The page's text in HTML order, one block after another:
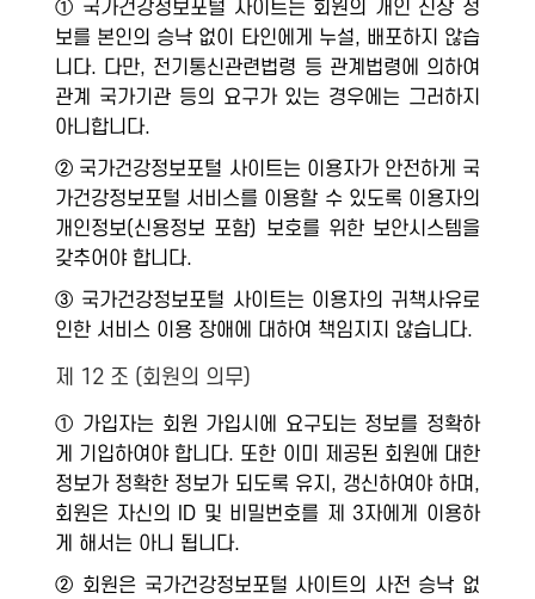
① 국가건강정보포털 사이트는 회원의 개인 신상 정
보를 본인의 승낙 없이 타인에게 누설, 배포하지 않습
니다. 다만, 전기통신관련법령 등 관계법령에 의하여
관계 국가기관 등의 요구가 있는 경우에는 그러하지
아니합니다.
② 국가건강정보포털 사이트는 이용자가 안전하게 국
가건강정보포털 서비스를 이용할 수 있도록 이용자의
개인정보(신용정보 포함) 보호를 위한 보안시스템을
갖추어야 합니다.
③ 국가건강정보포털 사이트는 이용자의 귀책사유로
인한 서비스 이용 장애에 대하여 책임지지 않습니다.
제 12 조 (회원의 의무)
① 가입자는 회원 가입시에 요구되는 정보를 정확하
게 기입하여야 합니다. 또한 이미 제공된 회원에 대한
정보가 정확한 정보가 되도록 유지, 갱신하여야 하며,
회원은 자신의 ID 및 비밀번호를 제 3자에게 이용하
게 해서는 아니 됩니다.
② 회원은 국가건강정보포털 사이트의 사전 승낙 없